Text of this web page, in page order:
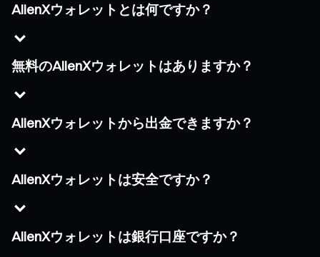
AlienXウォレットとは何ですか？
無料のAlienXウォレットはありますか？
AlienXウォレットから出金できますか？
AlienXウォレットは安全ですか？
AlienXウォレットは銀行口座ですか？